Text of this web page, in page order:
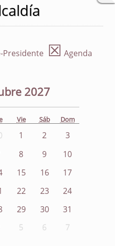
Presidente ☒ Agenda
2027
Vie Sáb Dom
1 2
3
8 9
10
15 16
17
22 23
24
29 30
31
5 6 7